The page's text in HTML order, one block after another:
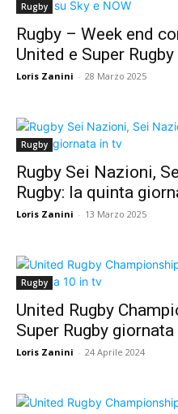
Rugby
Rugby – Week end
United e Super
Loris Zanini - 28 Marzo 2025
Rugby
Rugby Sei Nazioni,
Rugby: la quinta
Loris Zanini - 13 Marzo 2025
Rugby
United Rugby
Super Rugby
Loris Zanini - 24 Aprile 2024